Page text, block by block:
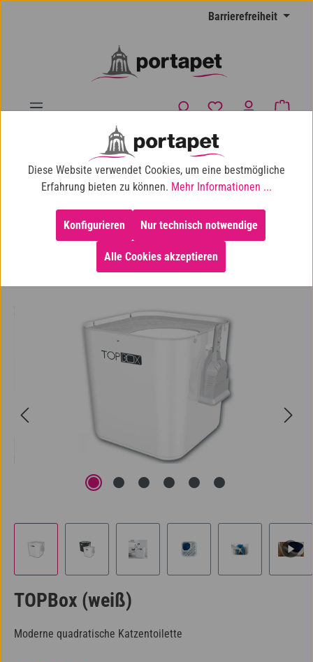
Barrierefreiheit
Du hast 0
10% Shop-Rabatt ab 100 € Einkaufswert
Katze Katzentoiletten & Zubehör Katzentoilette
Bildergalerie überspringen
TOPBox (weiß)
Moderne quadratische Katzentoilette
Diese Website verwendet Cookies, um eine bestmögliche
Erfahrung bieten zu können. Mehr Informationen ...
Konfigurieren
Alle Cookies akzeptieren
Nur technisch notwendige